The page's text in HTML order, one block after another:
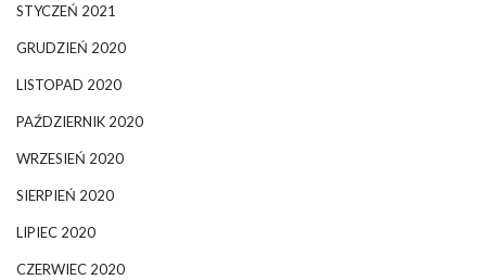
STYCZEŃ 2021
GRUDZIEŃ 2020
LISTOPAD 2020
PAŹDZIERNIK 2020
WRZESIEŃ 2020
SIERPIEŃ 2020
LIPIEC 2020
CZERWIEC 2020